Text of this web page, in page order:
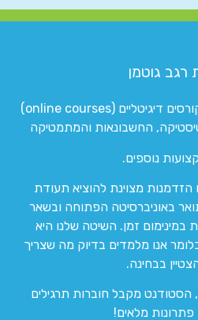
רגב גוטמן
המרכז המוביל והמקצועי לקורסים דיגיטליים (online courses)
החשבונאות והמתמטיקה
נוספים.
הזדמנות מצוינת להוציא תעודת
באוניברסיטה הפתוחה ובשאר
במינימום זמן. השיטה שלנו היא
אנו מלמדים בדיוק מה שצריך
בבחינה.
הסטודנט מקבל חוברות תרגילים
מלאים!